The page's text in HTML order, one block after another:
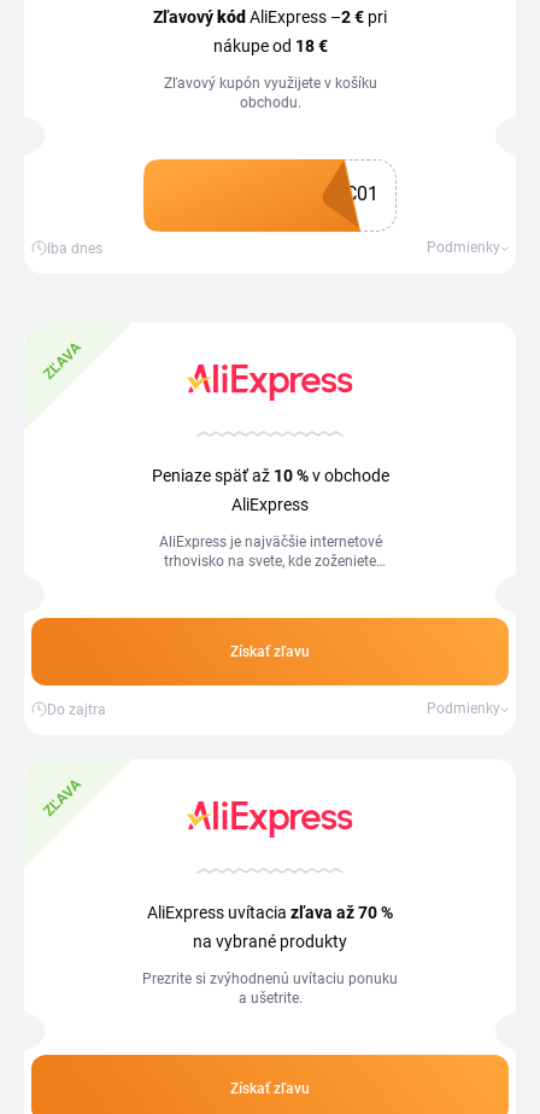
Zľavový kód AliExpress –2 € pri
nákupe od 18 €
Zľavový kupón využijete v košíku
obchodu.
C01
Iba dnes Podmienky
ZĽAVA
Peniaze späť až 10 %v obchode
AliExpress
AliExpress je najväčšie internetové
trhovisko na svete, kde zoženiete
Získať zľavu
Do zajtra Podmienky
ZĽAVA
AliExpress uvítacia zľava až 70 %
na vybrané produkty
Prezrite si zvýhodnenú uvítaciu ponuku
a ušetrite.
Získať zľavu